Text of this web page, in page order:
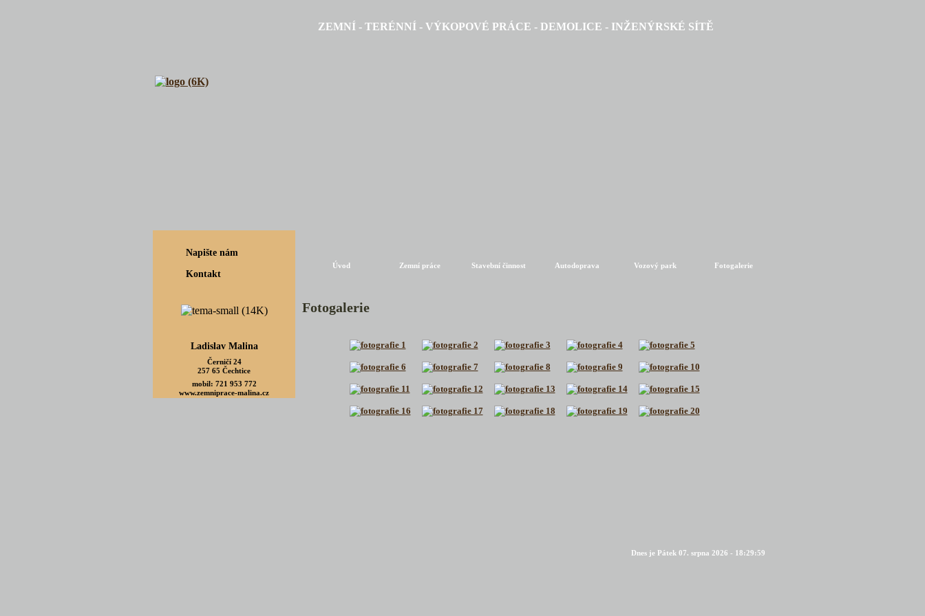
ZEMNÍ - TERÉNNÍ - VÝKOPOVÉ PRÁCE - DEMOLICE - INŽENÝRSKÉ SÍTĚ
Napište nám
Kontakt
Ladislav Malina
Černičí 24
257 65 Čechtice
mobil: 721 953 772
www.zemniprace-malina.cz
Úvod Zemní práce Stavební činnost Autodoprava Vozový park Fotogalerie
Fotogalerie
Dnes je Pátek 07. srpna 2026 - 18:29:59